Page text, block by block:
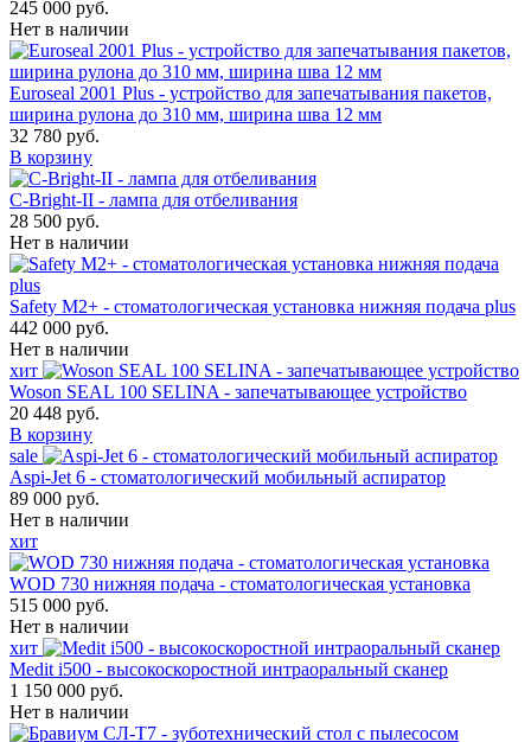
245 000 руб.
Нет в наличии
Euroseal 2001 Plus - устройство для запечатывания пакетов,
ширина рулона до 310 мм, ширина шва 12 мм
32 780 руб.
В корзину
С-Bright-II - лампа для отбеливания
28 500 руб.
Нет в наличии
Safety M2+ - стоматологическая установка нижняя подача plus
442 000 руб.
Нет в наличии
хит
Woson SEAL 100 SELINA - запечатывающее устройство
20 448 руб.
В корзину
sale
Aspi-Jet 6 - стоматологический мобильный аспиратор
89 000 руб.
Нет в наличии
хит
WOD 730 нижняя подача - стоматологическая установка
515 000 руб.
Нет в наличии
хит
Medit i500 - высокоскоростной интраоральный сканер
1 150 000 руб.
Нет в наличии